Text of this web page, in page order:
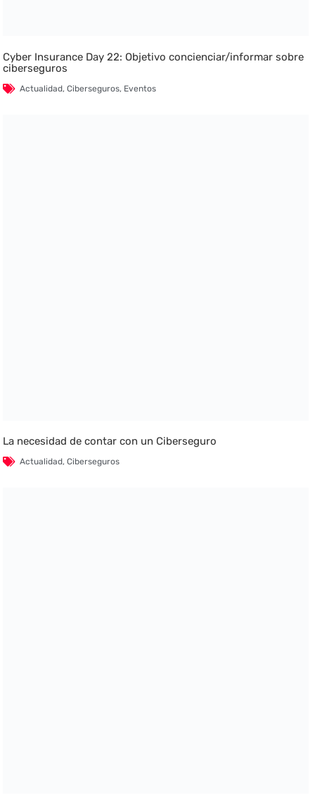
Cyber Insurance Day 22: Objetivo concienciar/informar sobre
ciberseguros
Actualidad,Ciberseguros, Eventos
La necesidad de contar con un Ciberseguro
Actualidad,Ciberseguros